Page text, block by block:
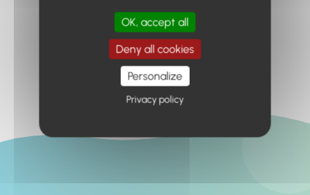
Retour à l'accueil
OK, accept all
Deny all cookies
Personalize
Privacy policy